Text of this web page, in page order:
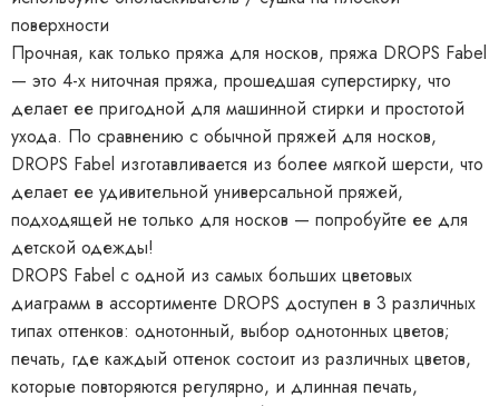
поверхности
Прочная, как только пряжа для носков, пряжа DROPS Fabel
— это 4-х ниточная пряжа, прошедшая суперстирку, что
делает ее пригодной для машинной стирки и простотой
ухода. По сравнению с обычной пряжей для носков,
DROPS Fabel изготавливается из более мягкой шерсти, что
делает ее удивительной универсальной пряжей,
подходящей не только для носков — попробуйте ее для
детской одежды!
DROPS Fabel с одной из самых больших цветовых
диаграмм в ассортименте DROPS доступен в 3 различных
типах оттенков: однотонный, выбор однотонных цветов;
печать, где каждый оттенок состоит из различных цветов,
которые повторяются регулярно, и длинная печать,